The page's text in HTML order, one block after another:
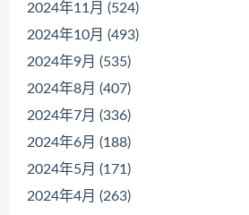
2024年11月 (524)
2024年10月 (493)
2024年9月 (535)
2024年8月 (407)
2024年7月 (336)
2024年6月 (188)
2024年5月 (171)
2024年4月 (263)